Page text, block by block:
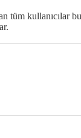
tüm kullanıcılar